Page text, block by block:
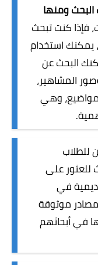
ومنها
فإذا كنت تبحث
يمكنك استخدام
البحث عن
المشاهير،
وهي
للطلاب
للعثور على
في
موثوقة
في أبحاثهم